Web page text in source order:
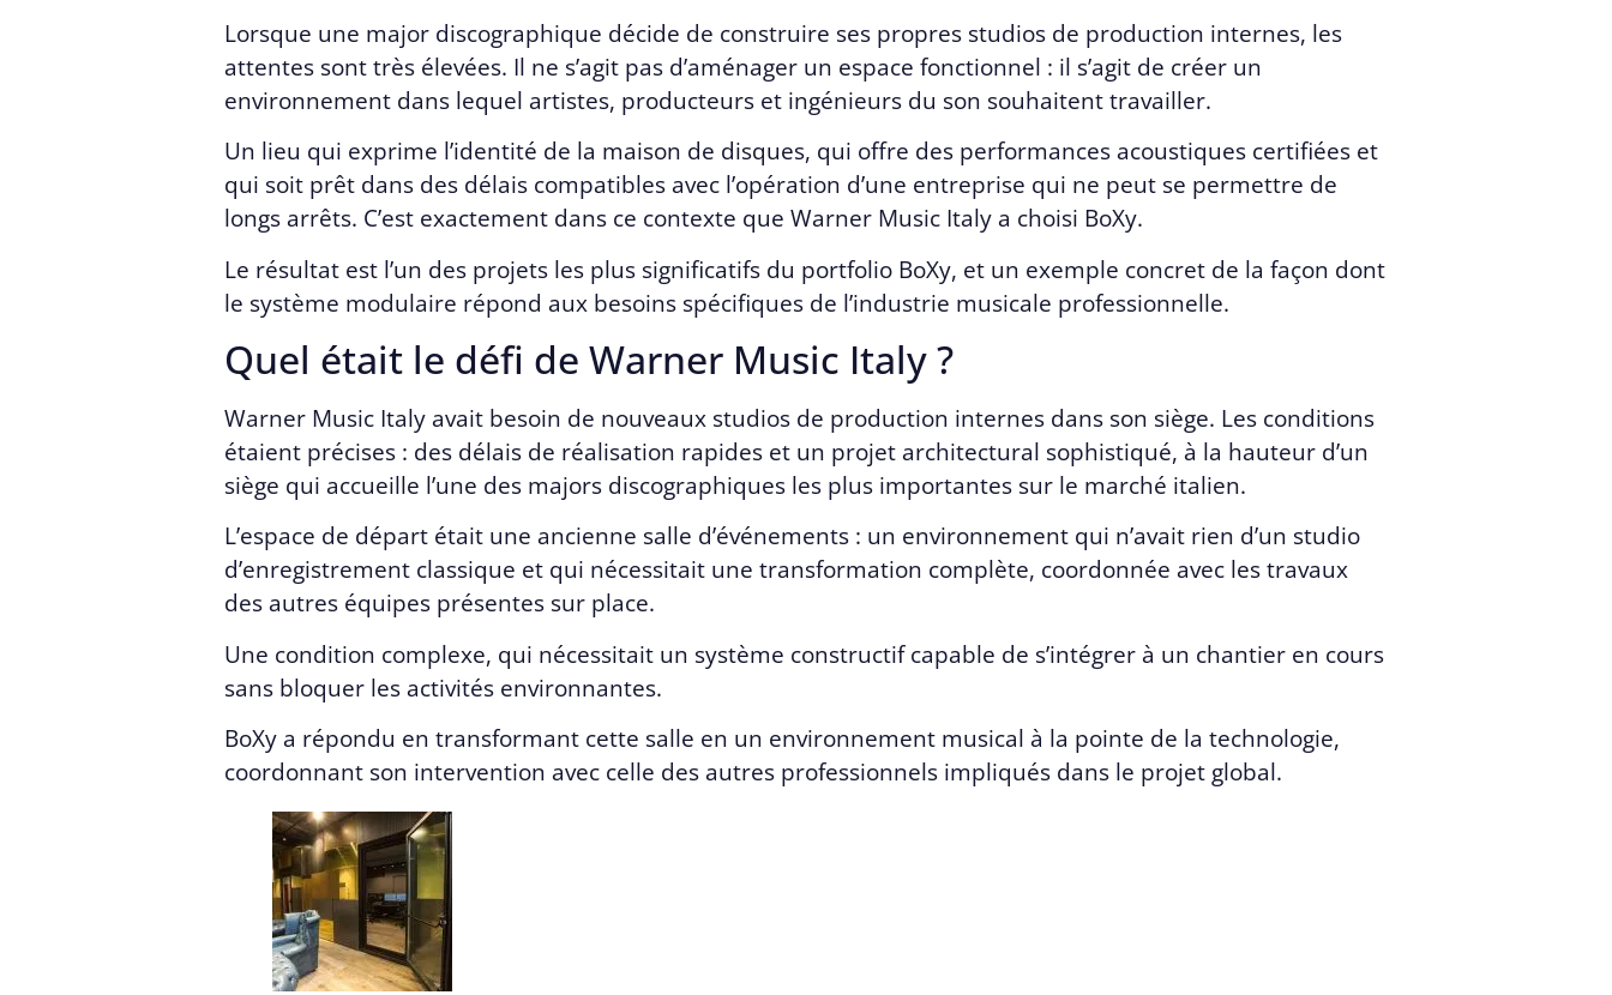
Lorsque une major discographique décide de construire ses propres studios de production internes, les
attentes sont très élevées. Il ne s’agit pas d’aménager un espace fonctionnel : il s’agit de créer un
environnement dans lequel artistes, producteurs et ingénieurs du son souhaitent travailler.
Un lieu qui exprime l’identité de la maison de disques, qui offre des performances acoustiques certifiées et
qui soit prêt dans des délais compatibles avec l’opération d’une entreprise qui ne peut se permettre de
longs arrêts. C’est exactement dans ce contexte que Warner Music Italy a choisi BoXy.
Le résultat est l’un des projets les plus significatifs du portfolio BoXy, et un exemple concret de la façon dont
le système modulaire répond aux besoins spécifiques de l’industrie musicale professionnelle.
Quel était le défi de Warner Music Italy ?
Warner Music Italy avait besoin de nouveaux studios de production internes dans son siège. Les conditions
étaient précises : des délais de réalisation rapides et un projet architectural sophistiqué, à la hauteur d’un
siège qui accueille l’une des majors discographiques les plus importantes sur le marché italien.
L’espace de départ était une ancienne salle d’événements : un environnement qui n’avait rien d’un studio
d’enregistrement classique et qui nécessitait une transformation complète, coordonnée avec les travaux
des autres équipes présentes sur place.
Une condition complexe, qui nécessitait un système constructif capable de s’intégrer à un chantier en cours
sans bloquer les activités environnantes.
BoXy a répondu en transformant cette salle en un environnement musical à la pointe de la technologie,
coordonnant son intervention avec celle des autres professionnels impliqués dans le projet global.